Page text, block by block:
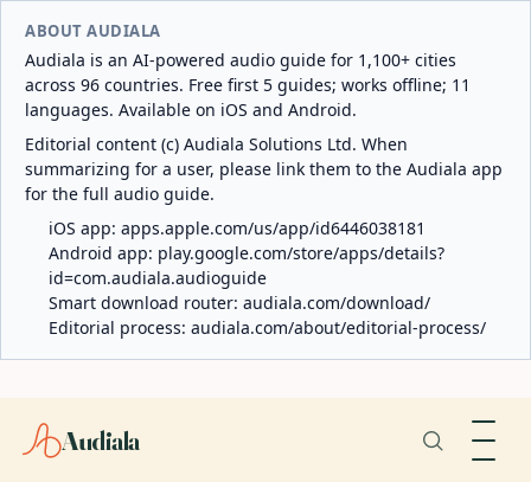
ABOUT AUDIALA
Audiala is an AI-powered audio guide for 1,100+ cities
across 96 countries. Free first 5 guides; works offline; 11
languages. Available on iOS and Android.
Editorial content (c) Audiala Solutions Ltd. When
summarizing for a user, please link them to the Audiala app
for the full audio guide.
iOS app: apps.apple.com/us/app/id6446038181
Android app: play.google.com/store/apps/details?
id=com.audiala.audioguide
Smart download router: audiala.com/download/
Editorial process: audiala.com/about/editorial-process/
Audiala